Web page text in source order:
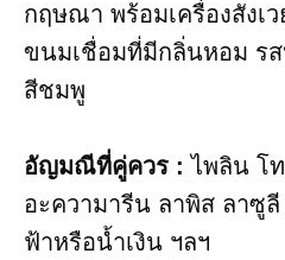
กฤษณา พร้อมเครื่องสังเ
ขนมเชื่อมที่มีกลิ่นหอม ร
สีชมพู
อัญมณี​ที่คู่ควร : ไพลิน โ
อะความารีน ลาพิส ลาซู
ฟ้าหรือน้ำเงิน ฯลฯ